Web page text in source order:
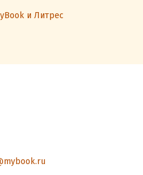
и Литрес